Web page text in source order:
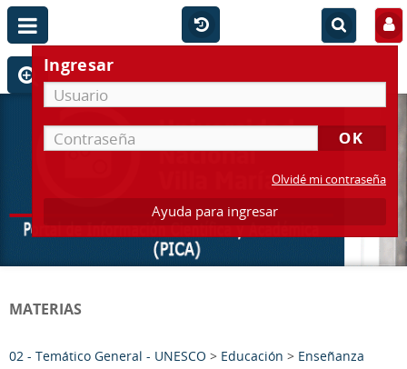
Ingresar
Olvidé mi contraseña
Ayuda para ingresar
MATERIAS
02 - Temático General - UNESCO > Educación > Enseñanza